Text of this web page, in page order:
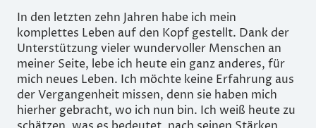
In den letzten zehn Jahren habe ich mein
komplettes Leben auf den Kopf gestellt. Dank der
Unterstützung vieler wundervoller Menschen an
meiner Seite, lebe ich heute ein ganz anderes, für
mich neues Leben. Ich möchte keine Erfahrung aus
der Vergangenheit missen, denn sie haben mich
hierher gebracht, wo ich nun bin. Ich weiß heute zu